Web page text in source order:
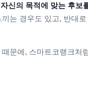
자신의 목적에 맞는 후보
는 경우도 있고, 반대
문에, 스마트코랭크